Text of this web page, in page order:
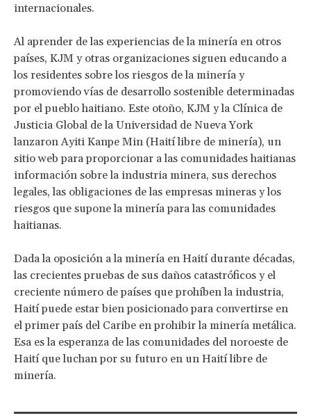
internacionales.
Al aprender de las experiencias de la minería en otros
países, KJM y otras organizaciones siguen educando a
los residentes sobre los riesgos de la minería y
promoviendo vías de desarrollo sostenible determinadas
por el pueblo haitiano. Este otoño, KJM y la Clínica de
Justicia Global de la Universidad de Nueva York
lanzaron Ayiti Kanpe Min (Haití libre de minería), un
sitio web para proporcionar a las comunidades haitianas
información sobre la industria minera, sus derechos
legales, las obligaciones de las empresas mineras y los
riesgos que supone la minería para las comunidades
haitianas.
Dada la oposición a la minería en Haití durante décadas,
las crecientes pruebas de sus daños catastróficos y el
creciente número de países que prohíben la industria,
Haití puede estar bien posicionado para convertirse en
el primer país del Caribe en prohibir la minería metálica.
Esa es la esperanza de las comunidades del noroeste de
Haití que luchan por su futuro en un Haití libre de
minería.